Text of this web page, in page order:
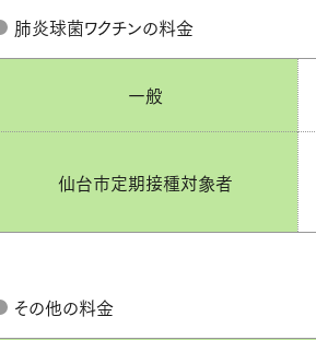
肺炎球菌ワクチンの料金
一般
仙台市定期接種対象者
その他の料金